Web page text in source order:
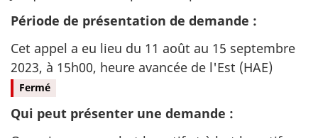
e
r
l
’
Période de présentation de demande :
Cet appel a eu lieu du 11 août au 15 septembre
2023, à 15h00, heure avancée de l'Est (HAE)
Fermé
Qui peut présenter une demande :